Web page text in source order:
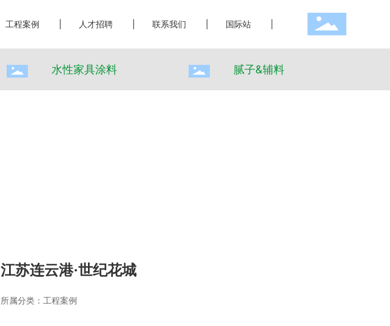
工程案例 人才招聘 联系我们 国际站
水性家具涂料 腻子&辅料
江苏连云港·世纪花城
所属分类： 工程案例